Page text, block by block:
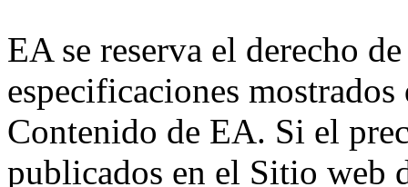
EA se reserva el derecho
especificaciones
Contenido de EA. Si el
publicados en el Sitio web